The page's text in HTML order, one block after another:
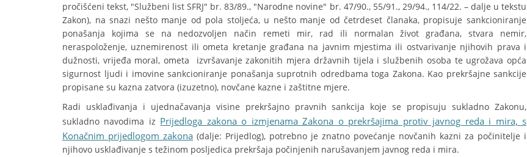
pročišćeni tekst, "Službeni list SFRJ" br. 83/89., "Narodne novine" br. 47/90., 55/91., 29/94., 114/22. – dalje u tekstu
Zakon), na snazi nešto manje od pola stoljeća, u nešto manje od četrdeset članaka, propisuje sankcioniranje
ponašanja kojima se na nedozvoljen način remeti mir, rad ili normalan život građana, stvara nemir,
neraspoloženje, uznemirenost ili ometa kretanje građana na javnim mjestima ili ostvarivanje njihovih prava i
dužnosti, vrijeđa moral, ometa izvršavanje zakonitih mjera državnih tijela i službenih osoba te ugrožava opća
sigurnost ljudi i imovine sankcioniranje ponašanja suprotnih odredbama toga Zakona. Kao prekršajne sankcije
propisane su kazna zatvora (izuzetno), novčane kazne i zaštitne mjere.
Radi usklađivanja i ujednačavanja visine prekršajno pravnih sankcija koje se propisuju sukladno Zakonu,
sukladno navodima iz Prijedloga zakona o izmjenama Zakona o prekršajima protiv javnog reda i mira, s
Konačnim prijedlogom zakona (dalje: Prijedlog), potrebno je znatno povećanje novčanih kazni za počinitelje i
njihovo usklađivanje s težinom posljedica prekršaja počinjenih narušavanjem javnog reda i mira.